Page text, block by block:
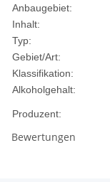
Anbaugebiet:
Inhalt:
Typ:
Gebiet/Art:
Klassifikation:
Alkoholgehalt:
Produzent:
Bewertungen